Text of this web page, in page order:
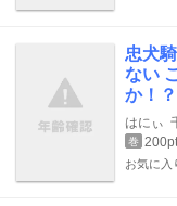
忠犬
ない
か！？
はにぃ
巻 200pt
お気に入